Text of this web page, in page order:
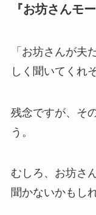
『お坊さんモ
「お坊さんが夫
しく聞いてくれ
残念ですが、そ
う。
むしろ、お坊さ
聞かないかもし